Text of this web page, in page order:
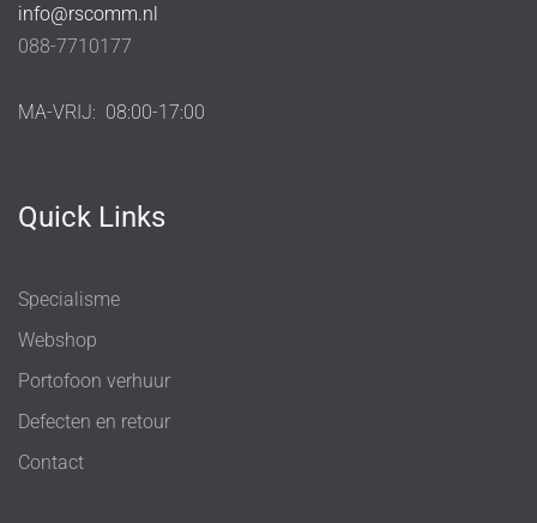
info@rscomm.nl
088-7710177
MA-VRIJ: 08:00-17:00
Quick Links
Specialisme
Webshop
Portofoon verhuur
Defecten en retour
Contact